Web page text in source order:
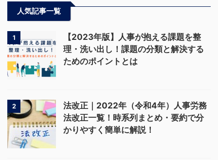
人気記事一覧
1
【2023年版】人事が抱える課題を整
理・洗い出し！課題の分類と解決する
ためのポイントとは
2
法改正｜2022年（令和4年）人事労務
法改正一覧！時系列まとめ・要約で分
かりやすく簡単に解説！